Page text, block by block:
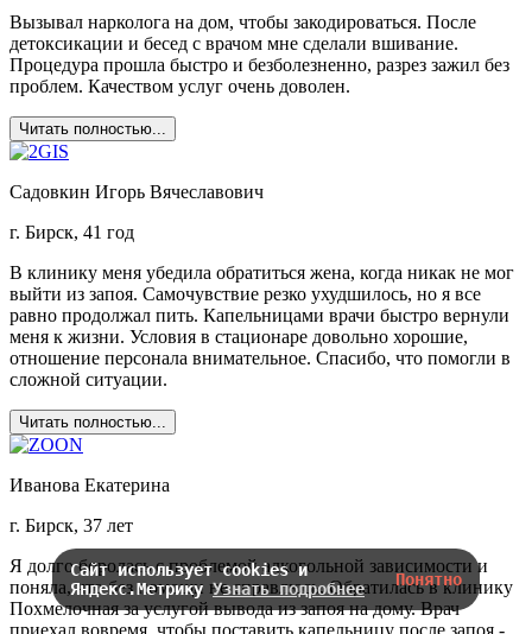
Вызывал нарколога на дом, чтобы закодироваться. После
детоксикации и бесед с врачом мне сделали вшивание.
Процедура прошла быстро и безболезненно, разрез зажил без
проблем. Качеством услуг очень доволен.
Читать полностью...
Садовкин Игорь Вячеславович
г. Бирск, 41 год
В клинику меня убедила обратиться жена, когда никак не мог
выйти из запоя. Самочувствие резко ухудшилось, но я все
равно продолжал пить. Капельницами врачи быстро вернули
меня к жизни. Условия в стационаре довольно хорошие,
отношение персонала внимательное. Спасибо, что помогли в
сложной ситуации.
Читать полностью...
Иванова Екатерина
г. Бирск, 37 лет
Я долго боролась с проблемой алкогольной зависимости и
поняла, что без помощи не справлюсь. Обратилась в клинику
Похмелочная за услугой вывода из запоя на дому. Врач
приехал вовремя, чтобы поставить капельницу после запоя -
Сайт использует cookies и
Яндекс.МетрикуУзнать подробнее Понятно